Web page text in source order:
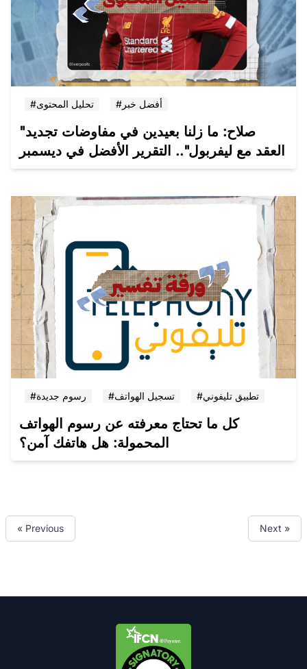
#تحليل المحتوى #أفضل خبر
"صلاح: ما زلنا بعيدين في مفاوضات تجديد
العقد مع ليفربول".. التقرير الأفضل في ديسمبر
#رسوم جديدة #تسجيل الهواتف #تطبيق تليفوني
كل ما تحتاج معرفته عن رسوم الهواتف
المحمولة: هل هاتفك آمن؟
« Previous Next »